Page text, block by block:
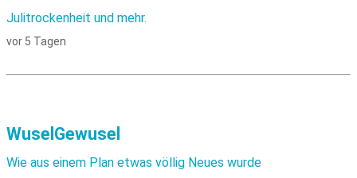
Julitrockenheit und mehr.
vor 5 Tagen
WuselGewusel
Wie aus einem Plan etwas völlig Neues wurde